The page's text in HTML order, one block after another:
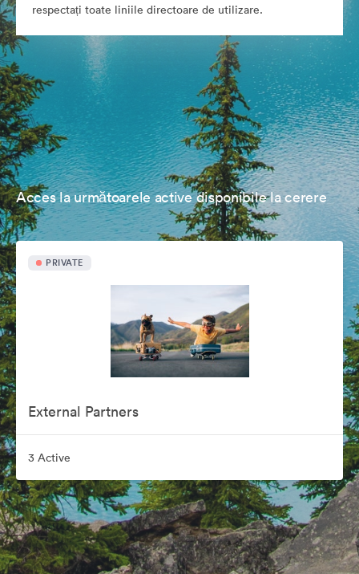
respectați toate liniile directoare de utilizare.
Acces la următoarele active disponibile la cerere
PRIVATE
External Partners
3 Active